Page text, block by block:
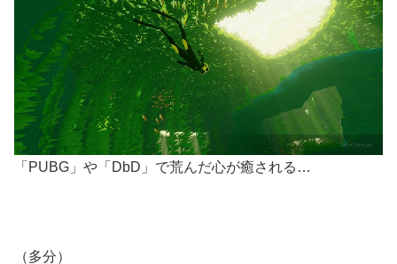
「PUBG」や「DbD」で荒んだ心が癒される…
（多分）